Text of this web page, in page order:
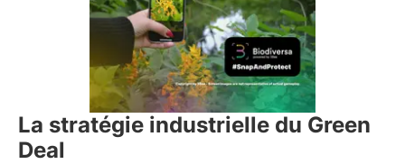
La stratégie industrielle du Green
Deal